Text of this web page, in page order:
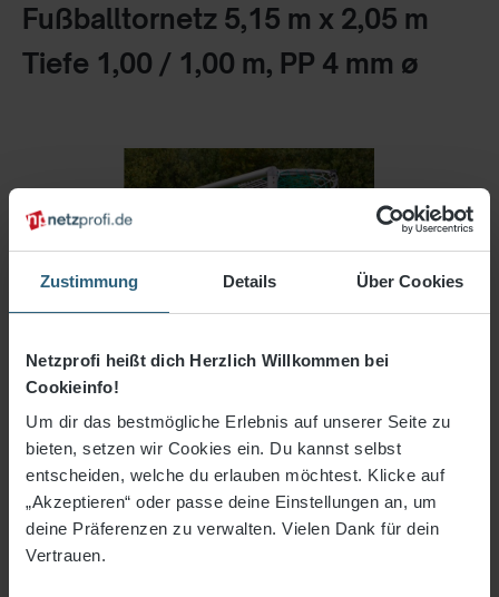
Zustimmung Details Über Cookies
Netzprofi heißt dich Herzlich Willkommen bei
Cookieinfo!
Um dir das bestmögliche Erlebnis auf unserer Seite zu
bieten, setzen wir Cookies ein. Du kannst selbst
entscheiden, welche du erlauben möchtest. Klicke auf
„Akzeptieren“ oder passe deine Einstellungen an, um
deine Präferenzen zu verwalten. Vielen Dank für dein
Vertrauen.
Fußballtornetz 5,15 m x 2,05 m
Tiefe 1,00 / 1,00 m, PP 4 mm ø
42,88 €*